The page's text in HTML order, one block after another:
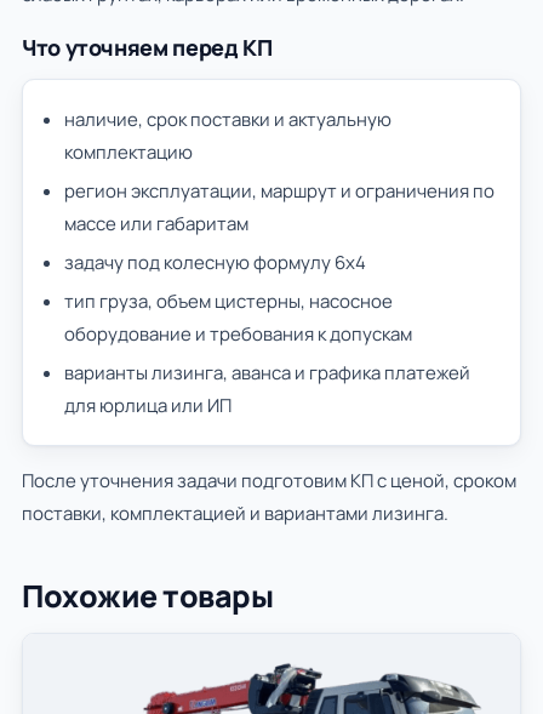
Что уточняем перед КП
наличие, срок поставки и актуальную
комплектацию
регион эксплуатации, маршрут и ограничения по
массе или габаритам
задачу под колесную формулу 6х4
тип груза, объем цистерны, насосное
оборудование и требования к допускам
варианты лизинга, аванса и графика платежей
для юрлица или ИП
После уточнения задачи подготовим КП с ценой, сроком
поставки, комплектацией и вариантами лизинга.
Похожие товары